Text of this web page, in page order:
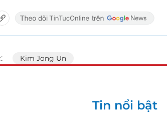
Kim Jong Un
Tin nổi bật